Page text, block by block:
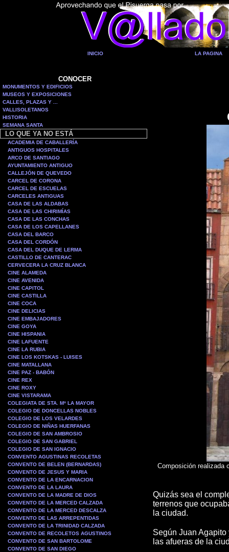
INICIO LA PAGINA
CONOCER
MONUMENTOS Y EDIFICIOS
MUSEOS Y EXPOSICIONES
CALLES, PLAZAS Y ...
VALLISOLETANOS
HISTORIA
SEMANA SANTA
LO QUE YA NO ESTÁ
ACADEMIA DE CABALLERÍA
ANTIGUOS HOSPITALES
ARCO DE SANTIAGO
AYUNTAMIENTO ANTIGUO
CALLEJÓN DE QUEVEDO
CARCEL DE CORONA
CARCEL DE ESCUELAS
CARCELES ANTIGUAS
CASA DE LAS ALDABAS
CASA DE LAS CHIRIMÍAS
CASA DE LAS CONCHAS
CASA DE LOS CAPELLANES
CASA DEL BARCO
CASA DEL CORDÓN
CASA DEL DUQUE DE LERMA
CASTILLO DE CANTERAC
CERVECERA LA CRUZ BLANCA
CINE ALAMEDA
CINE AVENIDA
CINE CAPITOL
CINE CASTILLA
CINE COCA
CINE DELICIAS
CINE EMBAJADORES
CINE GOYA
CINE HISPANIA
CINE LAFUENTE
CINE LA RUBIA
CINE LOS KOTSKAS - LUISES
CINE MATALLANA
CINE PAZ - BABÓN
CINE REX
CINE ROXY
CINE VISTARAMA
COLEGIATA DE STA. Mª LA MAYOR
COLEGIO DE DONCELLAS NOBLES
COLEGIO DE LOS VELARDES
COLEGIO DE NIÑAS HUERFANAS
COLEGIO DE SAN AMBROSIO
COLEGIO DE SAN GABRIEL
COLEGIO DE SAN IGNACIO
CONVENTO AGUSTINAS RECOLETAS
CONVENTO DE BELEN (BERNARDAS)
CONVENTO DE JESUS Y MARIA
CONVENTO DE LA ENCARNACION
CONVENTO DE LA LAURA
CONVENTO DE LA MADRE DE DIOS
CONVENTO DE LA MERCED CALZADA
CONVENTO DE LA MERCED DESCALZA
CONVENTO DE LAS ARREPENTIDAS
CONVENTO DE LA TRINIDAD CALZADA
CONVENTO DE RECOLETOS AGUSTINOS
CONVENTO DE SAN BARTOLOME
CONVENTO DE SAN DIEGO
Composición realizada
Quizás sea el
terrenos que
la ciudad.
Según Juan
las afueras de la